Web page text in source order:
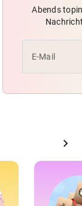
Abends
E-Mail
chevron_right